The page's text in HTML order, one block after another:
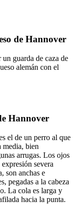
de Hannover
guarda de caza de
alemán con el
Hannover
el de un perro al que
media, bien
arrugas. Los ojos
severa
son anchas e
pegadas a la cabeza
La cola es larga y
hacia la punta.